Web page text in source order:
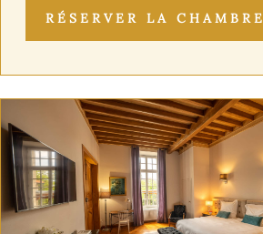
RÉSERVER LA CHAMBRE